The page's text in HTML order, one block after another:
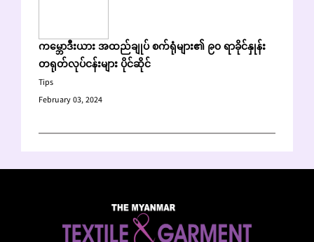
ကမ္ဘောဒီးယား အထည်ချုပ် စက်ရုံများ၏ ၉၀ ရာခိုင်နှုန်း
တရုတ်လုပ်ငန်းများ ပိုင်ဆိုင်
Tips
February 03, 2024